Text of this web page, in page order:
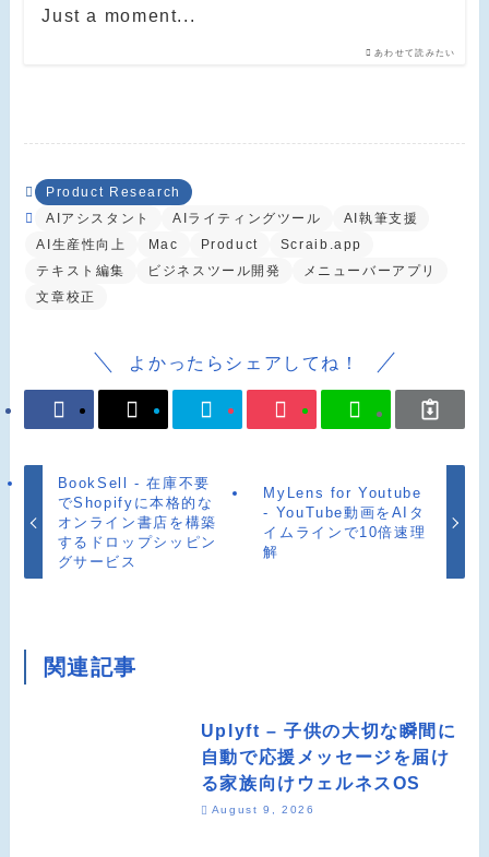
あわせて読みたい
Just a moment...
Product Research
AIアシスタント
AIライティングツール
AI執筆支援
AI生産性向上
Mac Product
Scraib.app
テキスト編集
ビジネスツール開発
メニューバーアプリ
文章校正
よかったらシェアしてね！
BookSell - 在庫不要
でShopifyに本格的な
オンライン書店を構築
するドロップシッピン
グサービス
MyLens for Youtube
- YouTube動画をAIタ
イムラインで10倍速理
解
関連記事
Uplyft – 子供の大切な瞬間に
自動で応援メッセージを届け
る家族向けウェルネスOS
August 9, 2026